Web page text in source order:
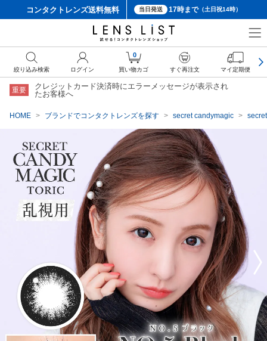
コンタクトレンズ送料無料 当日発送 17時まで（土日祝14時）
重要
クレジットカード決済時にエラーメッセージが表示され
たお客様へ
HOME ブランドでコンタクトレンズを探す secret candymagic
絞り込み検索 ログイン
0
買い物カゴ すぐ再注文 マイ定期便
クーポン詳細